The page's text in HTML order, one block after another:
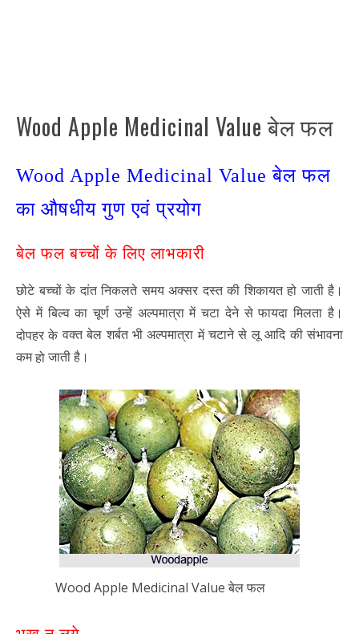
Wood Apple Medicinal Value बेल फल
Wood Apple Medicinal Value बेल फल
का औषधीय गुण एवं प्रयोग
बेल फल बच्चों के लिए लाभकारी
छोटे बच्चों के दांत निकलते समय अक्सर दस्त की शिकायत हो जाती है।
ऐसे में बिल्व का चूर्ण उन्हें अल्पमात्रा में चटा देने से फायदा मिलता है।
दोपहर केवक्त बेल शर्बत भी अल्पमात्रामेंचटाने से लू आदि की संभावना
कमहोजाती है।
Wood Apple Medicinal Value बेल फल